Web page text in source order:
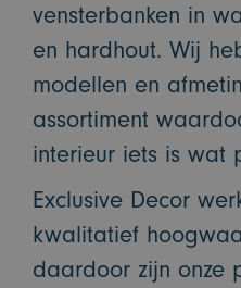
vensterbanken in
en hardhout. Wij
modellen en
assortiment
interieur iets is wat
Exclusive Decor
kwalitatief
daardoor zijn onze